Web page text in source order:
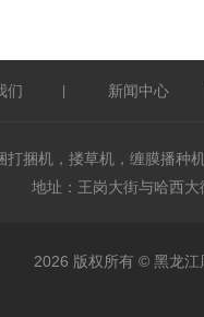
们 新闻中心
打捆机，搂草机，缠膜播种
地址：王岗大街与哈西
2026 版权所有 © 黑龙